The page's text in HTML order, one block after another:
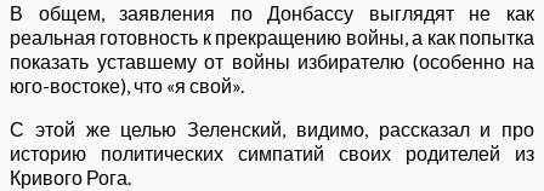
В общем, заявления по Донбассу выглядят не как
реальная готовность к прекращению войны, а как попытка
показать уставшему от войны избирателю (особенно на
юго-востоке), что «я свой».
С этой же целью Зеленский, видимо, рассказал и про
историю политических симпатий своих родителей из
Кривого Рога.